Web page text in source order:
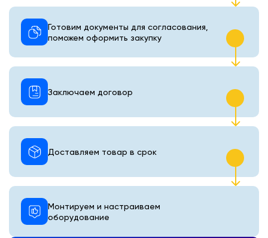
Готовим документы для согласования,
поможем оформить закупку
Монтируем и настраиваем
оборудование
Доставляем товар в срок
Заключаем договор